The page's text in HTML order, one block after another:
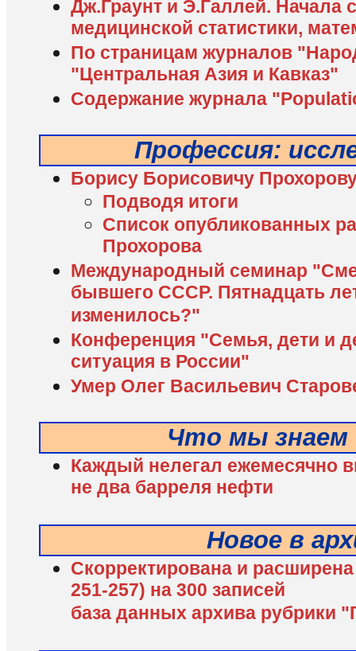
Дж.Граунт и Э.Галлей. Начала
медицинской статистики,
По страницам журналов
"Центральная Азия и Кавказ"
Содержание журнала
Профессия:
Борису Борисовичу
Подводя итоги
Список опубликованных
Прохорова
Международный семинар
бывшего СССР. Пятнадцать
изменилось?"
Конференция "Семья, дети и
ситуация в России"
Умер Олег Васильевич
Что мы знаем
Каждый нелегал ежемесячно
не два барреля нефти
Новое в
Скорректирована и
251-257) на 300 записей
база данных архива рубрики